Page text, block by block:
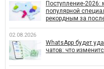
Поступление-
популярной
рекордным за
02.08.2026
WhatsApp будет
чатов: что